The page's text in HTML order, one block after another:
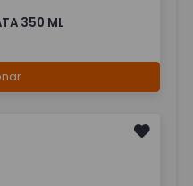
350 ML